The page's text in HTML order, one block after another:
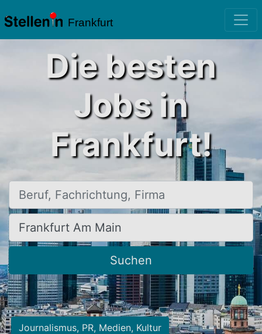
Frankfurt
Die besten
Jobs in
Frankfurt!
Beruf, Fachrichtung, Firma
Ort, Stadt
Suchen
Journalismus, PR, Medien, Kultur